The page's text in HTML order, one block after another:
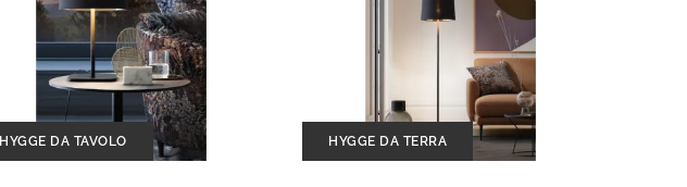
HYGGE DA TAVOLO HYGGE DA TERRA